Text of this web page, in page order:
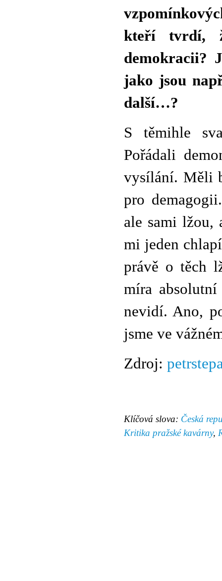
kteří tvrdí,
demokracii?
jako jsou
další…?
S těmihle
Pořádali
vysílání. Měli
pro
ale sami lžou,
mi jeden
právě o těch
míra
nevidí. Ano,
jsme ve
Zdroj:
Klíčová slova: Česká
Kritika pražské kavárny,